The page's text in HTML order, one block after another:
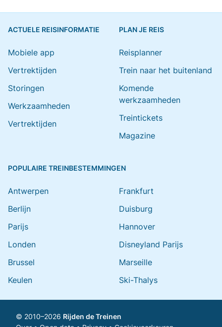
ACTUELE REISINFORMATIE
Mobiele app
Vertrektijden
Storingen
Werkzaamheden
Vertrektijden
PLAN JE REIS
Reisplanner
Trein naar het buitenland
Komende
werkzaamheden
Treintickets
Magazine
POPULAIRE TREINBESTEMMINGEN
Antwerpen
Berlijn
Parijs
Londen
Brussel
Keulen
Frankfurt
Duisburg
Hannover
Disneyland Parijs
Marseille
Ski-Thalys
© 2010–2026 Rijden de Treinen